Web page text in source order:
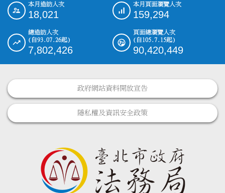
::: 本月造訪人次
18,021
本月頁面瀏覽人次
159,294
總造訪人次
(自93.07.26起)
7,802,426
頁面總瀏覽人次
(自105.7.15起)
90,420,449
政府網站資料開放宣告
隱私權及資訊安全政策